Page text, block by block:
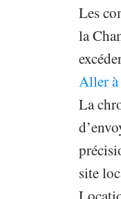
Les
la
Aller à
La
site